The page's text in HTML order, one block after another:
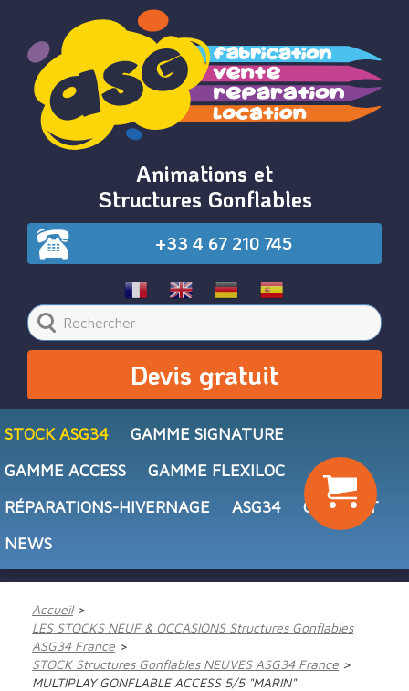
Animations et
Structures Gonflables
+33 4 67 210 745
Devis gratuit
STOCK ASG34
GAMME SIGNATURE
GAMME ACCESS
GAMME FLEXILOC
RÉPARATIONS-HIVERNAGE
ASG34
CONTACT
NEWS
Accueil
LES STOCKS NEUF & OCCASIONS Structures Gonflables
ASG34 France
STOCK Structures Gonflables NEUVES ASG34 France
MULTIPLAY GONFLABLE ACCESS 5/5 "MARIN"